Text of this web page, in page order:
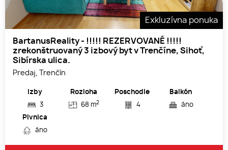
Exkluzívna ponuka
BartanusReality - !!!!! REZERVOVANÉ !!!!!
zrekonštruovaný 3 izbový byt v Trenčíne, Sihoť,
Sibírska ulica.
Predaj, Trenčín
Izby
3
Rozloha
68 m2
Poschodie
4
Balkón
áno
Pivnica
áno